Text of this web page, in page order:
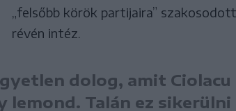
„felsőbb körök partijaira”
révén intéz.
dolog, amit
lemond. Talán ez sikerülni